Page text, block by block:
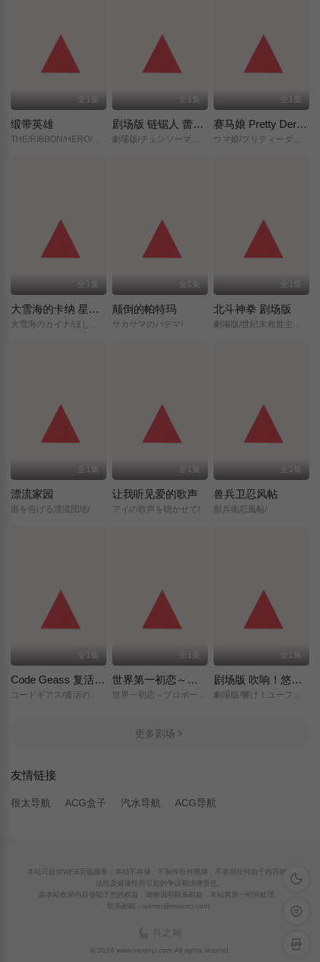
全1集
缎带英雄
全1集
剧场版 链锯人 蕾塞篇(正式版)
全1集
赛马娘 Pretty Derby 新时代之门
全1集
大雪海的卡纳 星之贤者
大雪海のカイナ/ほしのけんじゃ/
全1集
颠倒的帕特玛
サカサマのパテマ/
全1集
北斗神拳 剧场版
劇場版/世紀末救世主伝説/北斗の拳/
全1集
漂流家园
雨を告げる漂流団地/
全1集
让我听见爱的歌声
アイの歌声を聴かせて/
全1集
兽兵卫忍风帖
獣兵衛忍風帖/
全1集
Code Geass 复活的鲁路修
全1集
世界第一初恋～求婚篇～
全1集
剧场版 吹响！悠风号～想要传达的旋律～
更多剧场
友情链接
很太导航 ACG盒子 汽水导航 ACG导航
深色模
留言反
APP下
本站只提供WEB页面服务，本站不存储、不制作任何视频，不承担任何由于内容的合
法性及健康性所引起的争议和法律责任。
若本站收录内容侵犯了您的权益，请附说明联系邮箱，本站将第一时间处理。
联系邮箱：admin@moonci.com
© 2026 www.moonci.com All rights reservd.